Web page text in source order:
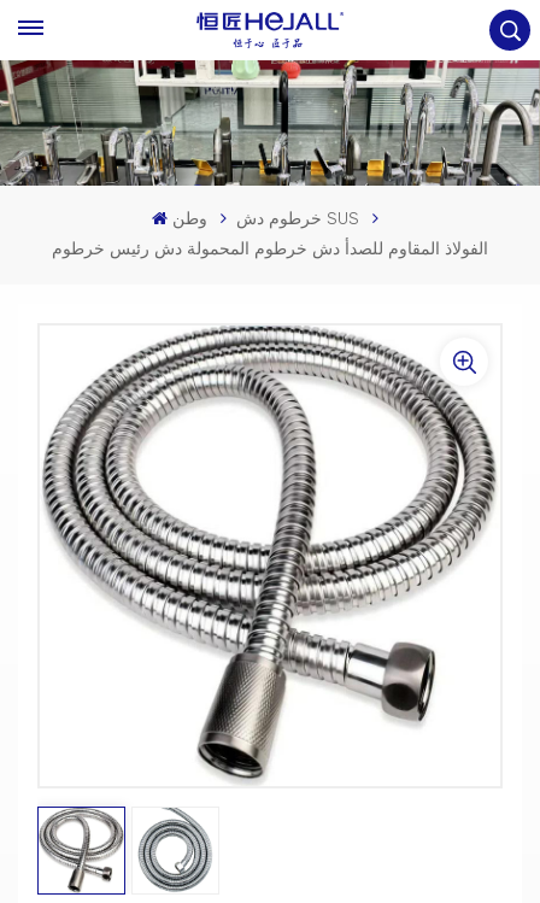
وطن
خرطوم دش SUS
الفولاذ المقاوم للصدأ دش خرطوم المحمولة دش رئيس خرطوم